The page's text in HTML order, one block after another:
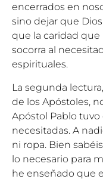
encerrados en
sino dejar que
que la caridad que
socorra al
espirituales.
La segunda
de los Apóstoles,
Apóstol Pablo tuvo
necesitadas. A
ni ropa. Bien
lo necesario para
he enseñado que